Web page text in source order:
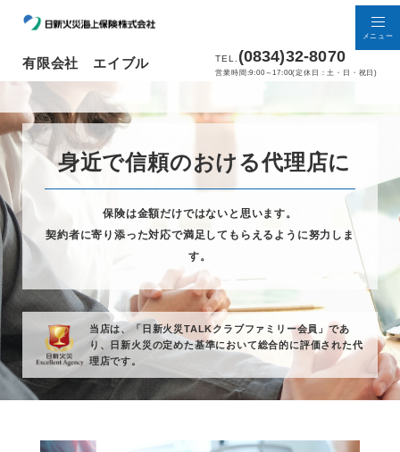
有限会社 エイブル TEL. (0834)32-8070
営業時間:9:00～17:00(定休日：土・日・祝日)
メニュー
身近で信頼のおける代理店に
保険は金額だけではないと思います。
契約者に寄り添った対応で満足してもらえるように努力しま
す。
当店は、「日新火災TALKクラブファミリー会員」であ
り、
日新火災の定めた基準において総合的に評価された代
理店です。